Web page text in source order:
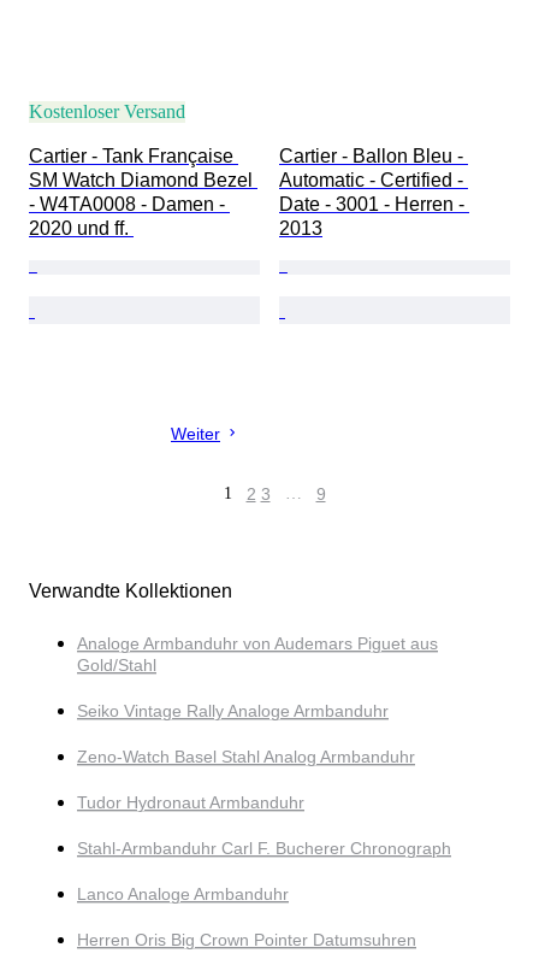
Kostenloser Versand
Cartier - Tank Française
SM Watch Diamond Bezel
- W4TA0008 - Damen -
2020 und ff.
Cartier - Ballon Bleu -
Automatic - Certified -
Date - 3001 - Herren -
2013
Weiter
1 2 3 … 9
Verwandte Kollektionen
Analoge Armbanduhr von Audemars Piguet aus
Gold/Stahl
Seiko Vintage Rally Analoge Armbanduhr
Zeno-Watch Basel Stahl Analog Armbanduhr
Tudor Hydronaut Armbanduhr
Stahl-Armbanduhr Carl F. Bucherer Chronograph
Lanco Analoge Armbanduhr
Herren Oris Big Crown Pointer Datumsuhren